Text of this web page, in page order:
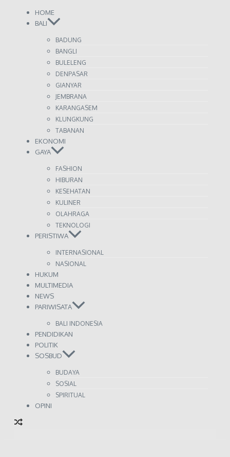
HOME
BALI
BADUNG
BANGLI
BULELENG
DENPASAR
GIANYAR
JEMBRANA
KARANGASEM
KLUNGKUNG
TABANAN
EKONOMI
GAYA
FASHION
HIBURAN
KESEHATAN
KULINER
OLAHRAGA
TEKNOLOGI
PERISTIWA
INTERNASIONAL
NASIONAL
HUKUM
MULTIMEDIA
NEWS
PARIWISATA
BALI INDONESIA
PENDIDIKAN
POLITIK
SOSBUD
BUDAYA
SOSIAL
SPIRITUAL
OPINI